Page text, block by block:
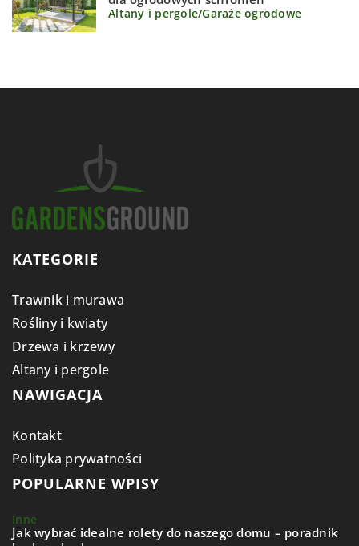
Altany i pergole/Garaże ogrodowe
KATEGORIE
Trawnik i murawa
Rośliny i kwiaty
Drzewa i krzewy
Altany i pergole
NAWIGACJA
Kontakt
Polityka prywatności
POPULARNE WPISY
Inne
Jak wybrać idealne rolety do naszego domu – poradnik